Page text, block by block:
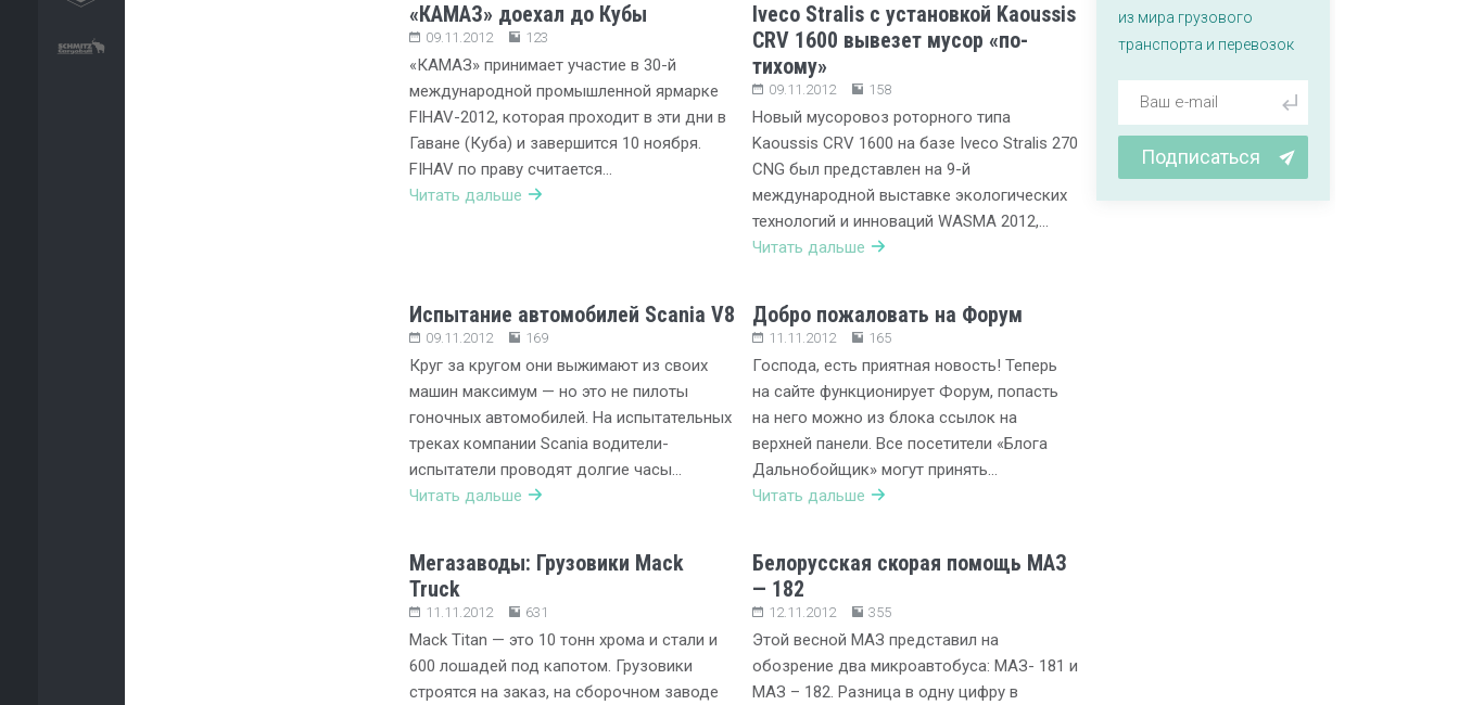
«КАМАЗ» доехал до Кубы
09.11.2012 123
«КАМАЗ» принимает участие в 30-й
международной промышленной ярмарке
FIHAV-2012, которая проходит в эти дни в
Гаване (Куба) и завершится 10 ноября.
FIHAV по праву считается…
Читать дальше
Iveco Stralis с установкой Kaoussis
CRV 1600 вывезет мусор «по-
тихому»
09.11.2012 158
Новый мусоровоз роторного типа
Kaoussis CRV 1600 на базе Iveco Stralis 270
CNG был представлен на 9-й
международной выставке экологических
технологий и инноваций WASMA 2012,…
Читать дальше
Испытание автомобилей Scania V8
09.11.2012 169
Круг за кругом они выжимают из своих
машин максимум — но это не пилоты
гоночных автомобилей. На испытательных
треках компании Scania водители-
испытатели проводят долгие часы…
Читать дальше
Добро пожаловать на Форум
11.11.2012 165
Господа, есть приятная новость! Теперь
на сайте функционирует Форум, попасть
на него можно из блока ссылок на
верхней панели. Все посетители «Блога
Дальнобойщик» могут принять…
Читать дальше
Мегазаводы: Грузовики Mack
Truck
11.11.2012 631
Mack Titan — это 10 тонн хрома и стали и
600 лошадей под капотом. Грузовики
строятся на заказ, на сборочном заводе
Белорусская скорая помощь МАЗ
— 182
12.11.2012 355
Этой весной МАЗ представил на
обозрение два микроавтобуса: МАЗ- 181 и
МАЗ – 182. Разница в одну цифру в
из мира грузового
транспорта и перевозок
Подписаться